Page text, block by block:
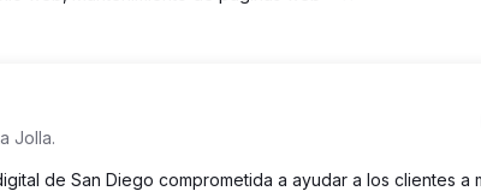
Jolla.
de San Diego comprometida a ayudar a los clientes a